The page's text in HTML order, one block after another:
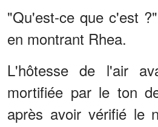
"Qu'est-ce que c'est
en montrant Rhea.
L'hôtesse de l'air
mortifiée par le ton
après avoir vérifié le